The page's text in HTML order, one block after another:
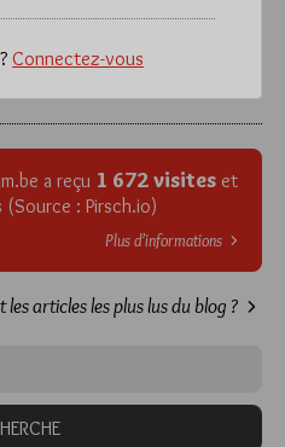
Connectez-vous
a reçu 1 672 visites et
: Pirsch.io)
Plus d’informations
les articles les plus lus du blog ?